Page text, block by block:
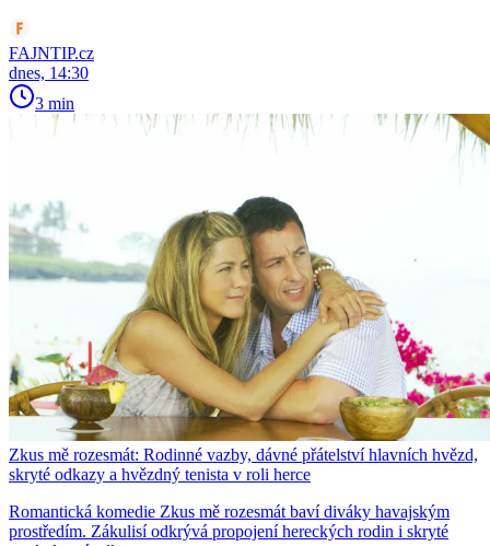
FAJNTIP.cz
dnes, 14:30
3 min
Zkus mě rozesmát: Rodinné vazby, dávné přátelství hlavních hvězd,
skryté odkazy a hvězdný tenista v roli herce
Romantická komedie Zkus mě rozesmát baví diváky havajským
prostředím. Zákulisí odkrývá propojení hereckých rodin i skryté